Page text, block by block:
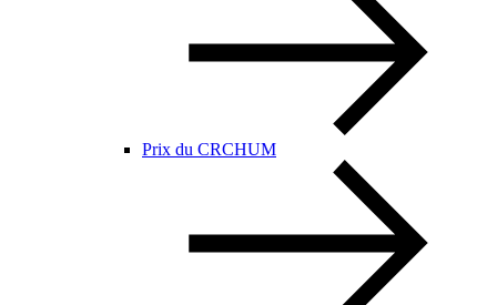
Prix du CRCHUM